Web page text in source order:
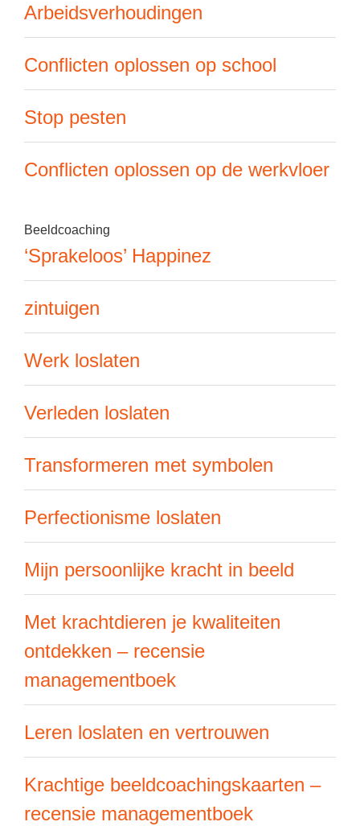
Arbeidsverhoudingen
Conflicten oplossen op school
Stop pesten
Conflicten oplossen op de werkvloer
Beeldcoaching
‘Sprakeloos’ Happinez
zintuigen
Werk loslaten
Verleden loslaten
Transformeren met symbolen
Perfectionisme loslaten
Mijn persoonlijke kracht in beeld
Met krachtdieren je kwaliteiten
ontdekken – recensie
managementboek
Leren loslaten en vertrouwen
Krachtige beeldcoachingskaarten –
recensie managementboek